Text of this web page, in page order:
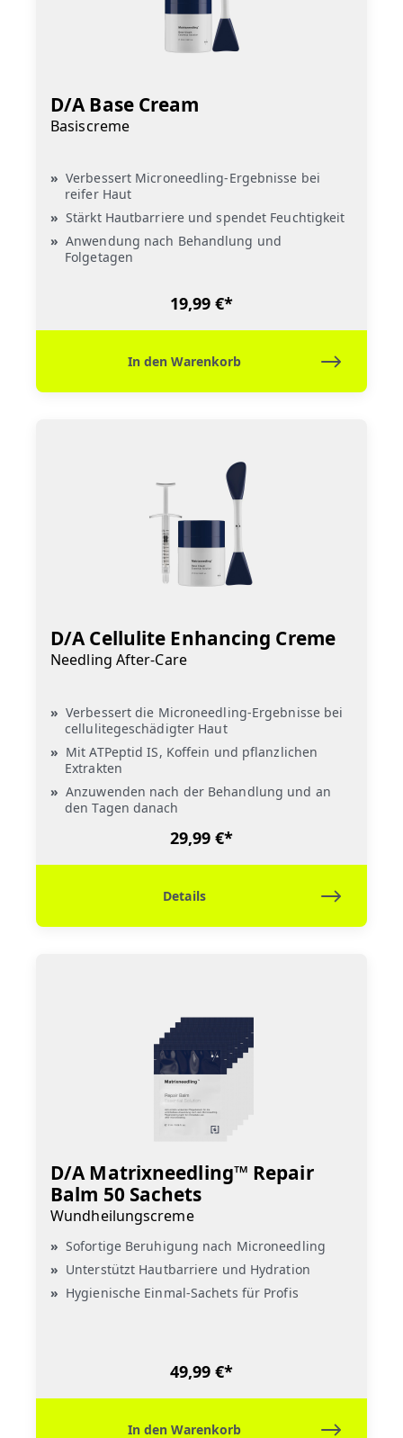
D/A Base Cream
Basiscreme
Verbessert Microneedling-Ergebnisse bei
reifer Haut
Stärkt Hautbarriere und spendet Feuchtigkeit
Anwendung nach Behandlung und
Folgetagen
19,99 €*
In den Warenkorb
D/A Cellulite Enhancing Creme
Needling After-Care
Verbessert die Microneedling-Ergebnisse bei
cellulitegeschädigter Haut
Mit ATPeptid IS, Koffein und pflanzlichen
Extrakten
Anzuwenden nach der Behandlung und an
den Tagen danach
29,99 €*
Details
D/A Matrixneedling™ Repair
Balm 50 Sachets
Wundheilungscreme
Sofortige Beruhigung nach Microneedling
Unterstützt Hautbarriere und Hydration
Hygienische Einmal-Sachets für Profis
49,99 €*
In den Warenkorb